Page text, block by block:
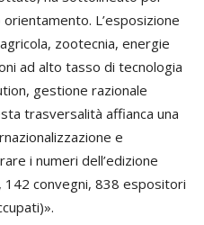
L’esposizione
zootecnia, energie
ad alto tasso di tecnologia
gestione razionale
trasversalità affianca una
e
i numeri dell’edizione
convegni, 838 espositori